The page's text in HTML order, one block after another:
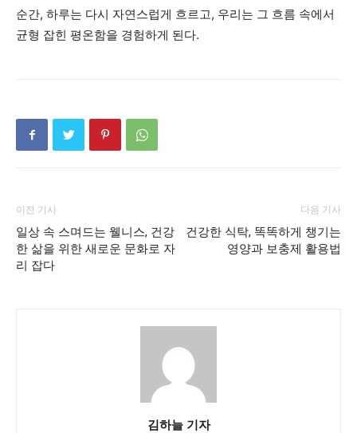
순간, 하루는 다시 자연스럽게 흐르고, 우리는 그 흐름 속에서
균형 잡힌 평온함을 경험하게 된다.
이전 기사
일상 속 스며드는 웰니스, 건강
한 삶을 위한 새로운 문화로 자
리 잡다
다음 기사
건강한 식탁, 똑똑하게 챙기는
영양과 보충제 활용법
김하늘 기자